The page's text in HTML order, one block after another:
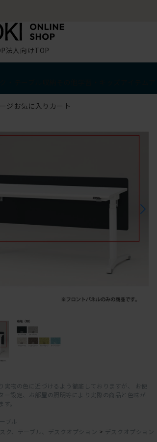
法人向けTOP
ジ お気に入り カート
実物の色に近づけるよう徹底しておりますが、 お使
ー設定、お部屋の照明等により実際の商品と色味が
。
ブル
ク、テーブル、デスクオプション > デスクオプション